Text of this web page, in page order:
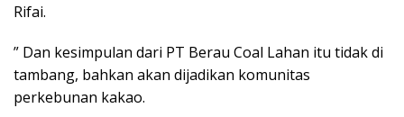
Rifai.
” Dan kesimpulan dari PT Berau Coal Lahan itu tidak di
tambang, bahkan akan dijadikan komunitas
perkebunan kakao.